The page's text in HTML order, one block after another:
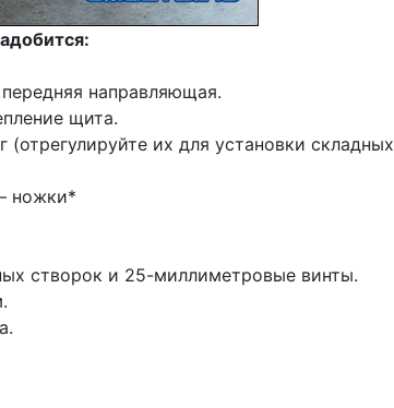
направляющая.
щита.
их для установки складных
ножки*
створок и 25-миллиметровые винты.